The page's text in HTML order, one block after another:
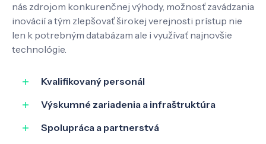
nás zdrojom konkurenčnej výhody, možnosť zavádzania
inovácií a tým zlepšovať širokej verejnosti prístup nie
len k potrebným databázam ale i využívať najnovšie
technológie.
Kvalifikovaný personál
Výskumné zariadenia a infraštruktúra
Spolupráca a partnerstvá